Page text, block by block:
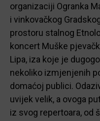
organizaciji Ogranka
i vinkovačkog
prostoru stalnog
koncert Muške
Lipa, iza koje je
nekoliko izmjenjenih
domaćoj publici.
uvijek velik, a ovoga
iz svog repertoara, od